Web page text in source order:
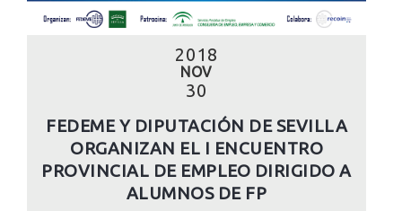
2018
NOV
30
FEDEME Y DIPUTACIÓN DE SEVILLA
ORGANIZAN EL I ENCUENTRO
PROVINCIAL DE EMPLEO DIRIGIDO A
ALUMNOS DE FP